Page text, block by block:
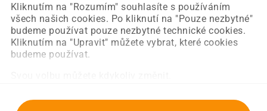
Kliknutím na "Rozumím" souhlasíte s používáním
všech našich cookies. Po kliknutí na "Pouze nezbytné"
budeme používat pouze nezbytné technické cookies.
Kliknutím na "Upravit" můžete vybrat, které cookies
budeme používat.
Obnovit stránku Úvodní strana